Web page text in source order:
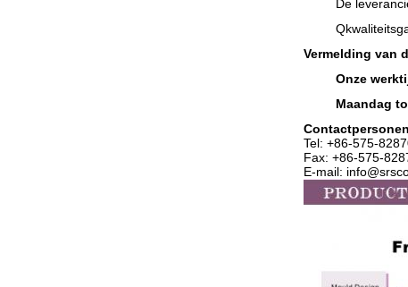
De
Q
Vermelding van
Onze
Maandag
Contactpersonen
Tel: +86-575-
Fax: +86-575-
E-mail: